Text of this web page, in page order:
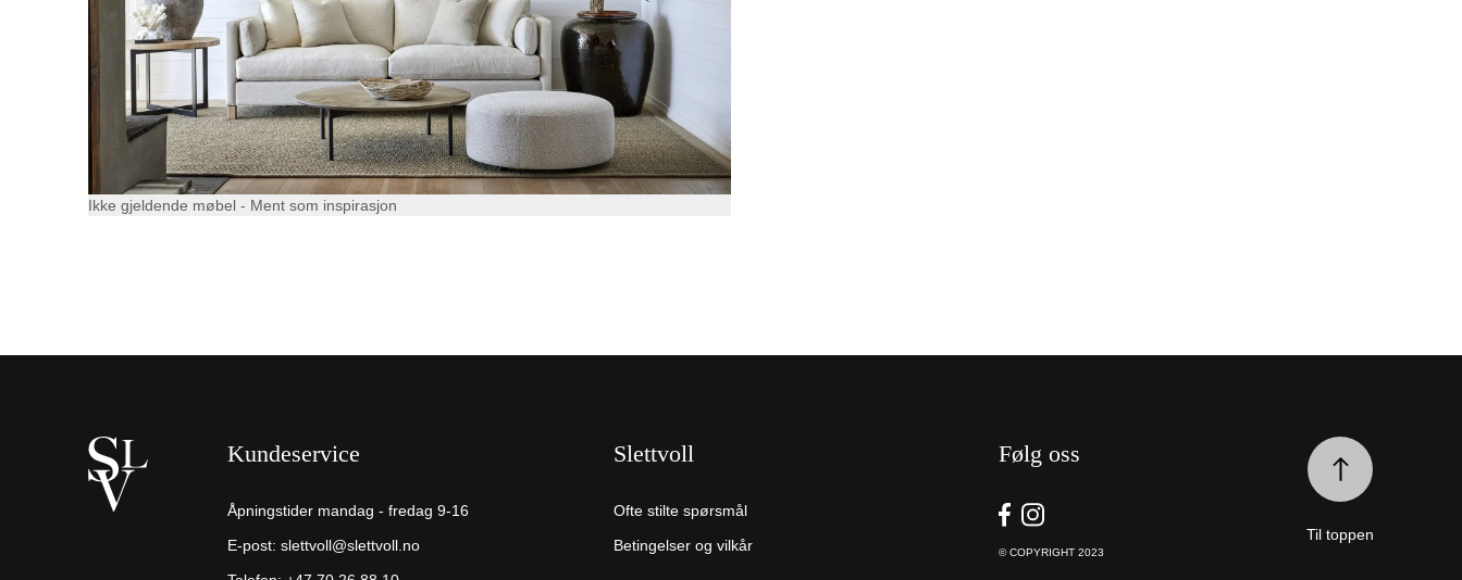
Ikke gjeldende møbel - Ment som inspirasjon
Kundeservice
Åpningstider mandag - fredag 9-16
E-post:slettvoll@slettvoll.no
Slettvoll
Ofte stilte spørsmål
Betingelser og vilkår
Følg oss
© COPYRIGHT 2023
Til toppen